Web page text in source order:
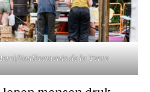
Soulèvements de la Terre